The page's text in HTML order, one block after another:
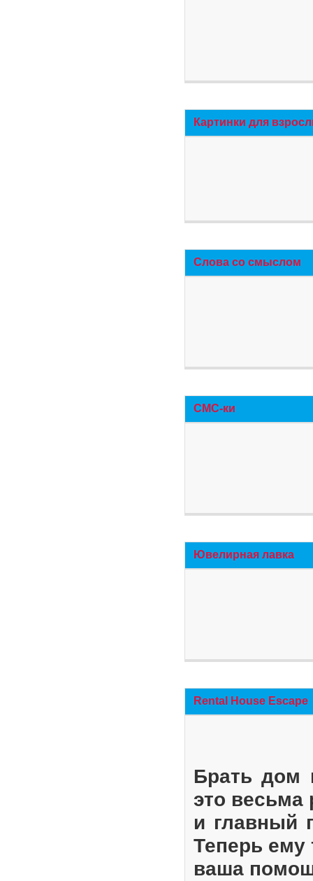
Картинки для
Слова со смыслом
СМС-ки
Ювелирная лавка
Rental House Escape
Брать дом
это весьма
и главный
Теперь ему
ваша